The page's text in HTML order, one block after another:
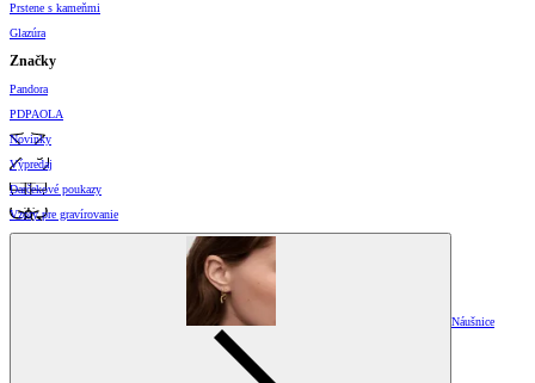
Prstene s kameňmi
Glazúra
Značky
Pandora
PDPAOLA
Novinky
Výpredaj
Darčekové poukazy
Vzory pre gravírovanie
Náušnice